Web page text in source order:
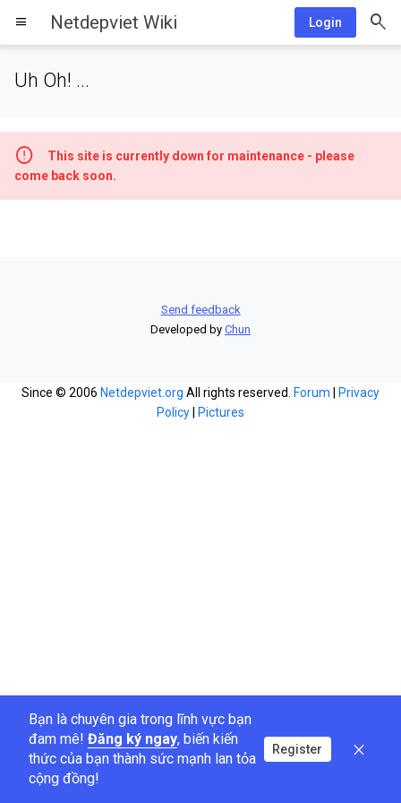
menu Netdepviet Wiki Login
Bạn là chuyên gia trong lĩnh vực bạn
đam mê! Đăng ký ngay, biến kiến
thức của bạn thành sức mạnh lan tỏa
cộng đồng!
Register
Uh Oh! ...
This site is currently down for maintenance - please
come back soon.
Send feedback
Developed by Chun
Since © 2006 Netdepviet.org All rights reserved. Forum
Privacy
Policy
Pictures